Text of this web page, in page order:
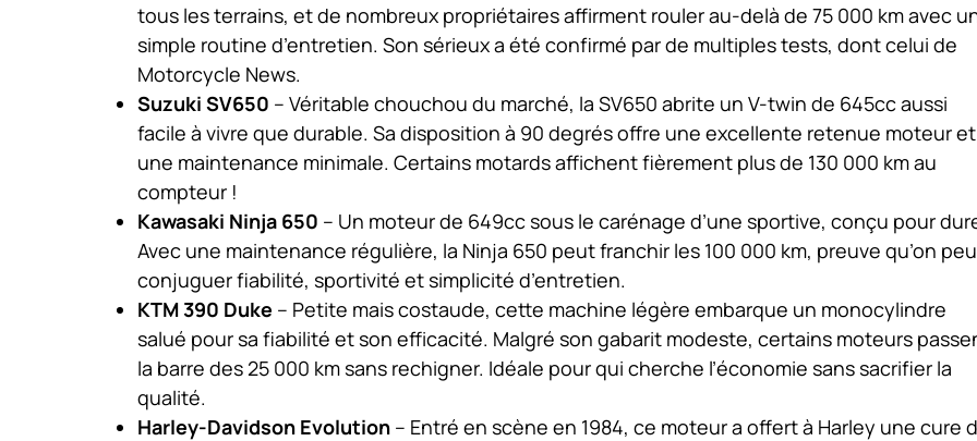
tous les terrains, et de nombreux propriétaires affirment rouler au-delà de 75 000 km avec
simple routine d’entretien. Son sérieux a été confirmé par de multiples tests, dont celui de
Motorcycle News.
Suzuki SV650 – Véritable chouchou du marché, la SV650 abrite un V-twin de 645cc aussi
facile à vivre que durable. Sa disposition à 90 degrés offre une excellente retenue moteur et
une maintenance minimale. Certains motards affichent fièrement plus de 130 000 km au
compteur !
Kawasaki Ninja 650 – Un moteur de 649cc sous le carénage d’une sportive, conçu pour
Avec une maintenance régulière, la Ninja 650 peut franchir les 100 000 km, preuve qu’on
conjuguer fiabilité, sportivité et simplicité d’entretien.
KTM 390 Duke – Petite mais costaude, cette machine légère embarque un monocylindre
salué pour sa fiabilité et son efficacité. Malgré son gabarit modeste, certains moteurs
la barre des 25 000 km sans rechigner. Idéale pour qui cherche l’économie sans sacrifier la
qualité.
Harley-Davidson Evolution – Entré en scène en 1984, ce moteur a offert à Harley une cure